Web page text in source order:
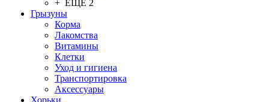
+ ЕЩЕ 2
Грызуны
Корма
Лакомства
Витамины
Клетки
Уход и гигиена
Транспортировка
Аксессуары
Хорьки